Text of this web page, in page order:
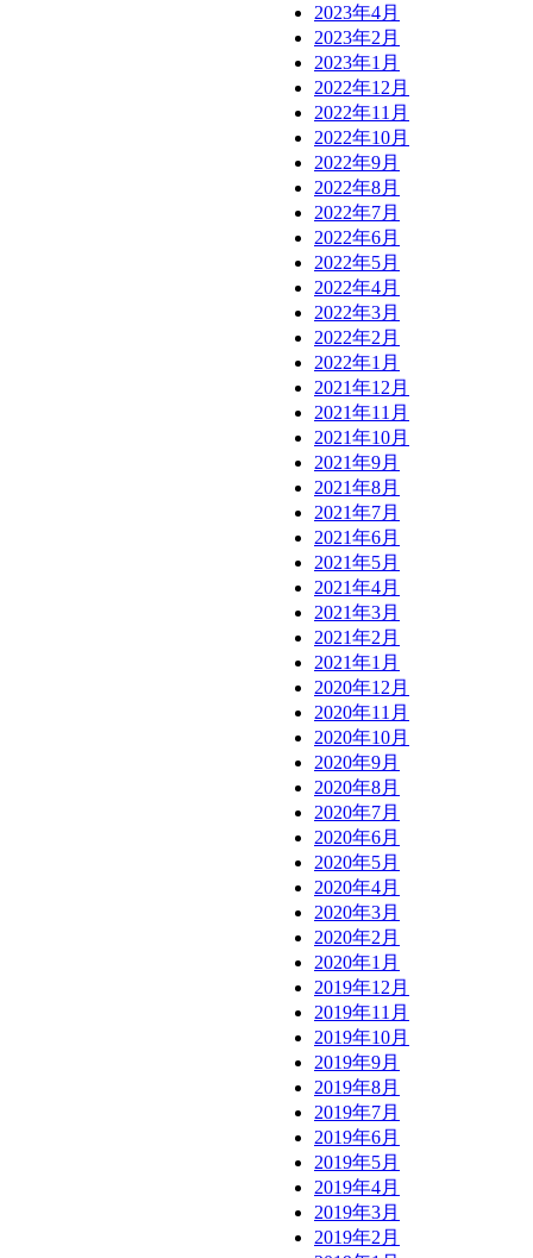
2023年4月
2023年2月
2023年1月
2022年12月
2022年11月
2022年10月
2022年9月
2022年8月
2022年7月
2022年6月
2022年5月
2022年4月
2022年3月
2022年2月
2022年1月
2021年12月
2021年11月
2021年10月
2021年9月
2021年8月
2021年7月
2021年6月
2021年5月
2021年4月
2021年3月
2021年2月
2021年1月
2020年12月
2020年11月
2020年10月
2020年9月
2020年8月
2020年7月
2020年6月
2020年5月
2020年4月
2020年3月
2020年2月
2020年1月
2019年12月
2019年11月
2019年10月
2019年9月
2019年8月
2019年7月
2019年6月
2019年5月
2019年4月
2019年3月
2019年2月